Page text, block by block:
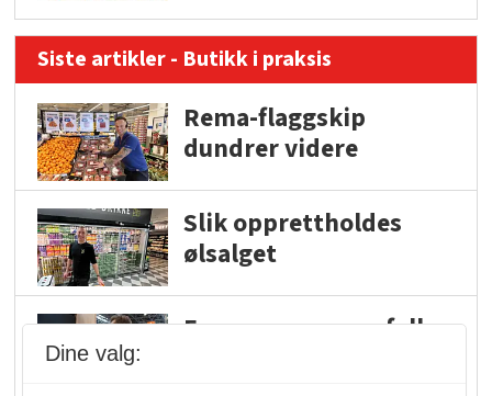
Siste artikler - Butikk i praksis
Rema-flaggskip
dundrer videre
Slik opprettholdes
ølsalget
Færre varer, men fulle
Dine valg: